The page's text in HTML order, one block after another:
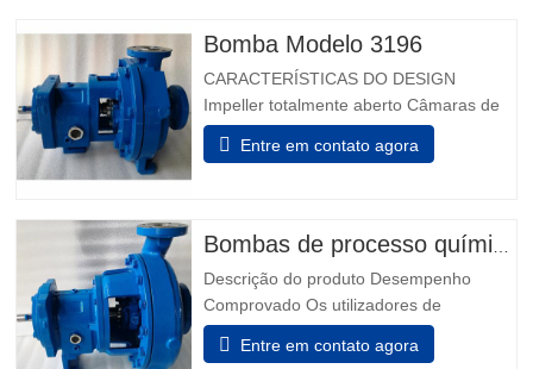
Bomba Modelo 3196
CARACTERÍSTICAS DO DESIGN
Impeller totalmente aberto Câmaras de
vedação projetadas Taperbore
patenteada™ Câmara de Foca PLUS
bordo Isoladores de rolamento híbrido
Inpro VBXX-D Design De Sump
otimizado Rolamentos de impulso de…
Entre em contato agora
Descrição do produto Desempenho
Comprovado Os utilizadores de
indústrias química, petroquímica, pasta &
papel, metais primários, alimentos &
Entre em contato agora